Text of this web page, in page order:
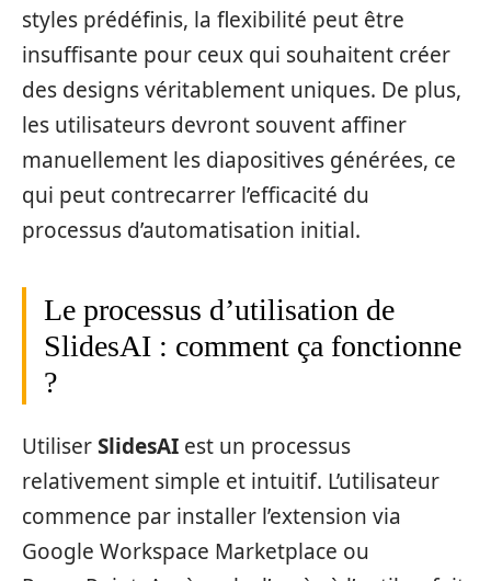
styles prédéfinis, la flexibilité peut être
insuffisante pour ceux qui souhaitent créer
des designs véritablement uniques. De plus,
les utilisateurs devront souvent affiner
manuellement les diapositives générées, ce
qui peut contrecarrer l’efficacité du
processus d’automatisation initial.
Le processus d’utilisation de
SlidesAI : comment ça fonctionne
?
UtiliserSlidesAI est un processus
relativement simple et intuitif. L’utilisateur
commence par installer l’extension via
Google Workspace Marketplace ou